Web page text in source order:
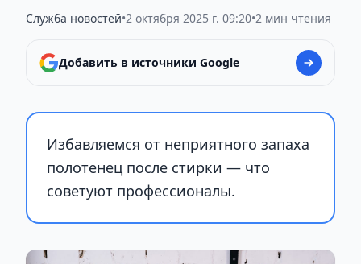
Служба новостей•2 октября 2025 г. 09:20•2 мин чтения
Добавить в источники Google
Избавляемся от неприятного запаха
полотенец после стирки — что
советуют профессионалы.